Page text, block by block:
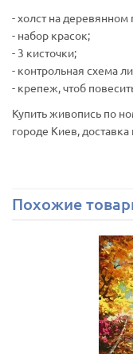
- холст на
- набор красок;
- 3 кисточки;
- контрольная схема
- крепеж, чтоб
Купить живопись по
городе Киев,
Похожие